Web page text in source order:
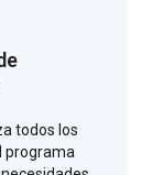
todos los
programa